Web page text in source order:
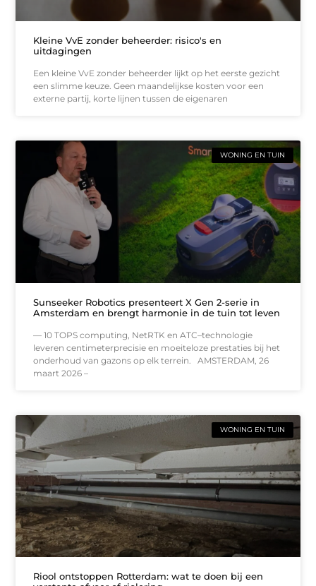
Kleine VvE zonder beheerder: risico's en
uitdagingen
Een kleine VvE zonder beheerder lijkt op het eerste gezicht
een slimme keuze. Geen maandelijkse kosten voor een
externe partij, korte lijnen tussen de eigenaren
WONING EN TUIN
Sunseeker Robotics presenteert X Gen 2-serie in
Amsterdam en brengt harmonie in de tuin tot leven
— 10 TOPS computing, NetRTK en ATC–technologie
leveren centimeterprecisie en moeiteloze prestaties bij het
onderhoud van gazons op elk terrein. AMSTERDAM, 26
maart 2026 –
WONING EN TUIN
Riool ontstoppen Rotterdam: wat te doen bij een